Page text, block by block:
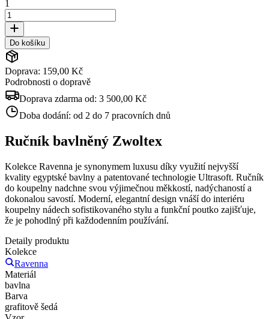
1
Do košíku
Doprava: 159,00 Kč
Podrobnosti o dopravě
Doprava zdarma od: 3 500,00 Kč
Doba dodání: od 2 do 7 pracovních dnů
Ručník bavlněný Zwoltex
Kolekce Ravenna je synonymem luxusu díky využití nejvyšší
kvality egyptské bavlny a patentované technologie Ultrasoft. Ručník
do koupelny nadchne svou výjimečnou měkkostí, nadýchaností a
dokonalou savostí. Moderní, elegantní design vnáší do interiéru
koupelny nádech sofistikovaného stylu a funkční poutko zajišťuje,
že je pohodlný při každodenním používání.
Detaily produktu
Kolekce
Ravenna
Materiál
bavlna
Barva
grafitově šedá